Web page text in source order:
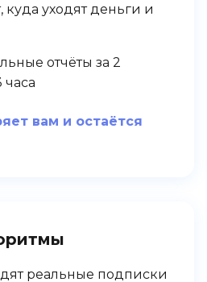
куда уходят деньги и
отчёты за 2
часа
вам и остаётся
реальные подписки